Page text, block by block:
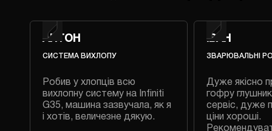
АНТОН
СИСТЕМА ВИХЛОПУ
Робив у хлопців всю
вихлопну систему на Infiniti
G35, машина зазвучала, як я
і хотів, величезне дякую.
ІВАН
ЗВАРЮВАЛЬНІ
Дуже якісно
гофру
сервіс, дуже
ціни хороші.